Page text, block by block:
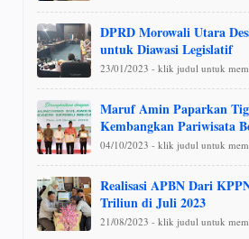
DPRD Morowali Utara
untuk Diawasi Legislatif
23/01/2023 - klik judul untuk
Maruf Amin Paparkan
Kembangkan Pariwisata
04/10/2023 - klik judul untuk
Realisasi APBN Dari
Triliun di Juli 2023
21/08/2023 - klik judul untuk